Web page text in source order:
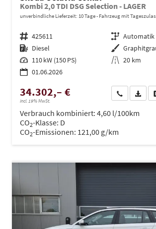
Kombi 2,0 TDI DSG Selection - LAGER
unverbindliche Lieferzeit: 10 Tage Fahrzeug mit
Fahrzeugnr. 425611 Getriebe Automatik
Kraftstoff Diesel Außenfarbe
Leistung 110 kW (150 PS) Kilometerstand 20 km
01.06.2026
34.302,– €
incl. 19% MwSt.
Wir rufen Sie
Verbrauch kombiniert: 4,60 l/100km
CO2-Klasse: D
CO2-Emissionen: 121,00 g/km